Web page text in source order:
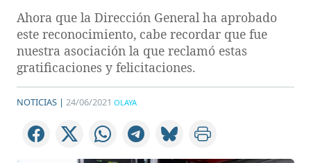
Ahora que la Dirección General ha aprobado
este reconocimiento, cabe recordar que fue
nuestra asociación la que reclamó estas
gratificaciones y felicitaciones.
NOTICIAS | 24/06/2021 OLAYA